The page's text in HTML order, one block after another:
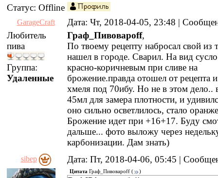
Статус: Offline
GarageCraft
Дата: Чт, 2018-04-05, 23:48 |
Любитель
пива
Группа:
Удаленные
Граф_Пивоварoff,
По твоему рецепту набросал свой из
нашел в городе. Сварил. На вид
красно-коричневым при сливе на
брожение.правда отошел от рецепта
хмеля под 70ибу. Но не в этом дело..
45мл для замера плотности, и
оно сильно осветлилось, стало
Брожение идет при +16+17. Буду
дальше... фото выложу через
карбонизации. Дам знать)
sibep Дата: Пт, 2018-04-06, 05:45 |
Цитата Граф_Пивоварoff ( )